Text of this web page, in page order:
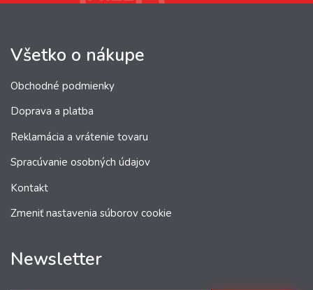
Všetko o nákupe
Obchodné podmienky
Doprava a platba
Reklamácia a vrátenie tovaru
Spracúvanie osobných údajov
Kontakt
Zmeniť nastavenia súborov cookie
Newsletter